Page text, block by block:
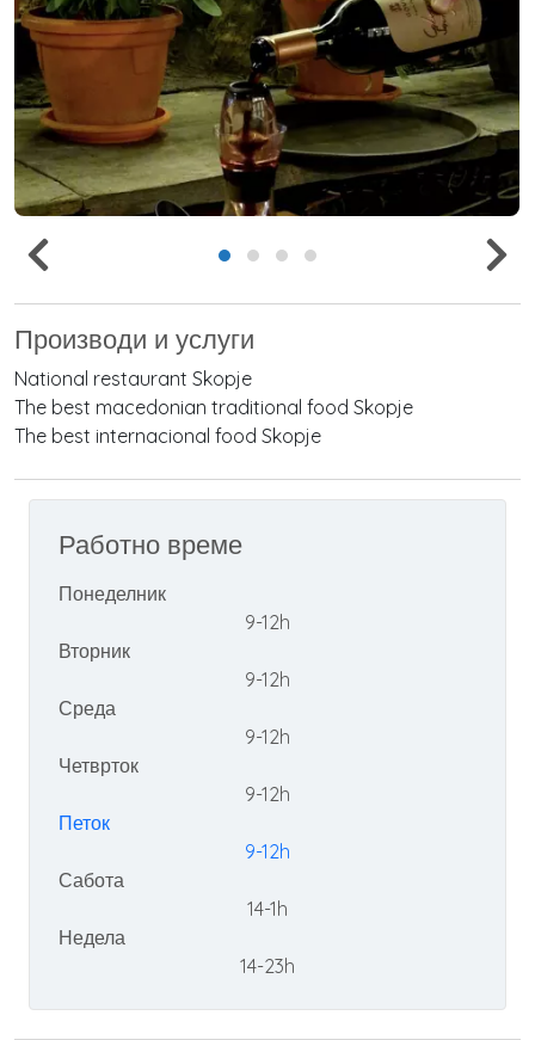
Производи и услуги
National restaurant Skopje
The best macedonian traditional food Skopje
The best internacional food Skopje
Работно време
Понеделник
9-12h
Вторник
9-12h
Среда
9-12h
Четврток
9-12h
Петок
9-12h
Сабота
14-1h
Недела
14-23h